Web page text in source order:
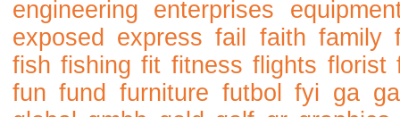
engineering
enterprises
exposed
express fail faith family
fish fishing fit fitness flights florist
fun fund furniture futbol fyi ga